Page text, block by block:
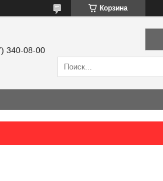
Корзина
340-08-00